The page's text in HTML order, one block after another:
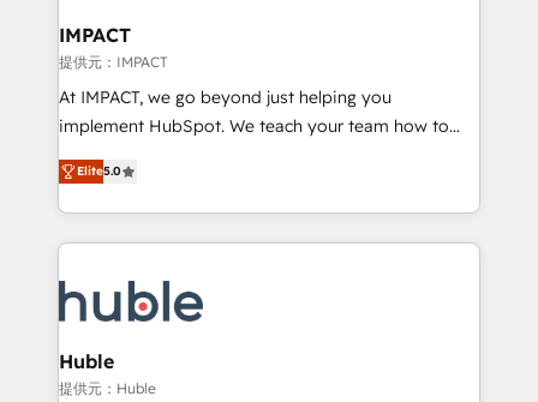
Integration templates that put HubSpot in the center
of your tech stack, syncing... 🛍️ Shopify or
WooCommerce 💲 Stripe or Paypal 💰 Sage or
Netsuite 🤖 Google or Microsoft ✍️ DocuSign or
the rare Advanced "Custom Integrations"
Accreditation, securely sync data across... 🔄 any
new HubSpot portal with Advanced Website and
CRM Migrations using our in-house "HubScrub" Tool.
IMPACT
提供元：IMPACT
At IMPACT, we go beyond just helping you
implement HubSpot. We teach your team how to
master it. As the creators of the Endless Customers
System™ (the next evolution of They Ask, You
Answer), we’re the only HubSpot partner built
entirely around coaching and training. That means
skills, processes, and internal team you need to
attract the right buyers, close deals faster, and grow
without outside dependencies. You’ll learn how to: •
Set up, audit, and organize your HubSpot portal •
Elite5.0
Huble
提供元：Huble